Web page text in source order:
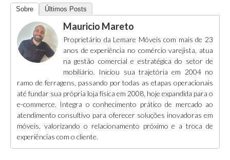
Sobre Últimos Posts
Mauricio Mareto
Proprietário da Lemare Móveis com mais de 23
anos de experiência no comércio varejista, atua
na gestão comercial e estratégica do setor de
mobiliário. Iniciou sua trajetória em 2004 no
ramo de ferragens, passando por todas as etapas operacionais
até fundar sua própria loja física em 2008, hoje expandida para o
e-commerce. Integra o conhecimento prático de mercado ao
atendimento consultivo para oferecer soluções inovadoras em
móveis, valorizando o relacionamento próximo e a troca de
experiências com o cliente.